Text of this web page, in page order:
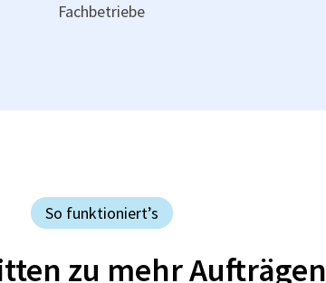
Fachbetriebe
So funktioniert’s
zu mehr Aufträgen